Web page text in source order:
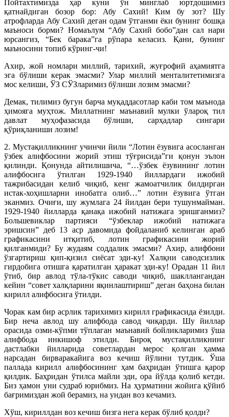
Пойтахтимизда ҳар куни ўн минглаб юртдошимиз
қатнайдиган бозор бор: Абу Сахий! Ким бу зот? Шу
атрофларда Абу Сахий деган одам ўтганми ёки бунинг бошқа
маъноси борми? Номаълум “Абу Сахий бобо”дан сал нари
юрсангиз, “Бек барака”га рўпара келасиз. Қани, бунинг
маъносини топиб кўринг-чи!
Ахир, жой номлари миллий, тарихий, жуғрофий аҳамиятга
эга бўлиши керак эмасми? Улар миллий менталитетимизга
мос келиши, ЎЗ СЎЗларимиз бўлиши лозим эмасми?
Демак, тилимиз бугун барча муқаддасотлар каби том маънода
ҳимояга муҳтож. Миллатнинг маънавий мулки ўлароқ тил
давлат муҳофазасида бўлиши, сарҳадлар сингари
қўриқланиши лозим!
2. Мустақилликнинг учинчи йили “Лотин ёзувига асосланган
ўзбек алифбосини жорий этиш тўғрисида”ги қонун эълон
қилинди. Қонунда айтилишича, “…ўзбек ёзувининг лотин
алифбосига ўтилган 1929-1940 йиллардаги ижобий
тажрибасидан келиб чиқиб, кенг жамоатчилик билдирган
истак-хоҳишларни инобатга олиб…” лотин ёзувига ўтган
эканмиз. Очиғи, шу жумлага 24 йилдан бери тушунмайман.
1929-1940 йилларда қанақа ижобий натижага эришганмиз?
Большевиклар партияси “ўзбеклар ижобий натижага
эришсин” деб 13 аср давомида фойдаланиб келинган араб
графикасини итқитиб, лотин графикасини жорий
қилганмиди? Бу жудаям соддалик эмасми? Ахир, алифбони
ўзгартириш қип-қизил сиёсат эди-ку! Халқни саводсизлик
гирдобига отишга қаратилган ҳаракат эди-ку! Орадан 11 йил
ўтиб, бир авлод тўла-тўкис саводи чиқиб, шакл­лангандан
кейин “совет халқларини яқинлаштириш” деган баҳона билан
кирилл алифбосига ўтилди.
Чорак кам бир асрлик тарихимиз кирилл графикасида ёзилди.
Бир неча авлод шу алифбода савод чиқарди. Шу йиллар
орасида озми-кўпми тўплаган маънавий бойликларимиз ўша
алифбода инкишоф этилди. Бироқ мустақилликнинг
дастлабки йилларида советлардан мерос қолган ҳамма
нарсадан бирваракайига воз кечиш йўлини тутдик. Ўша
паллада кирилл алифбосининг ҳам баҳридан ўтишга қарор
қилдик. Баҳридан ўтилса майли эди, ора йўлда қолиб кетди.
Биз ҳамон уни судраб юрибмиз. На ҳурматини жойига қўйиб
бағримиздан жой берамиз, на ундан воз кечамиз.
Хўш, кириллдан воз кечиш бизга нега керак бўлиб қолди?